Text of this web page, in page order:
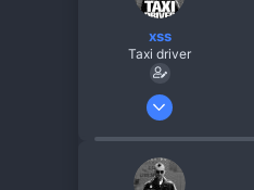
н
xss
Taxi driver
26 Жов 2013